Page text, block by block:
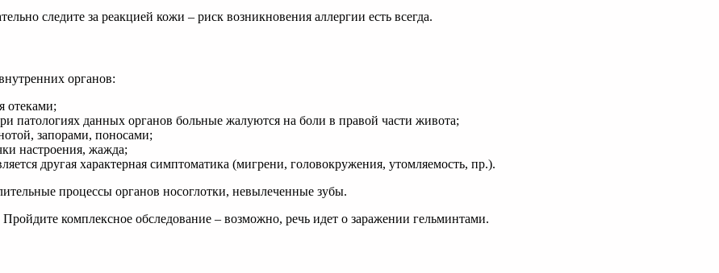
следите за реакцией кожи – риск возникновения аллергии есть всегда.
органов:
отеками;
патологиях данных органов больные жалуются на боли в правой части живота;
запорами, поносами;
настроения, жажда;
другая характерная симптоматика (мигрени, головокружения, утомляемость, пр.).
процессы органов носоглотки, невылеченные зубы.
комплексное обследование – возможно, речь идет о заражении гельминтами.